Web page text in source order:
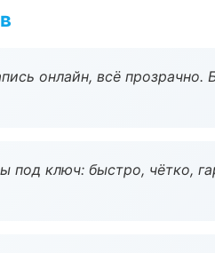
онлайн, всё прозрачно.
под ключ: быстро, чётко,